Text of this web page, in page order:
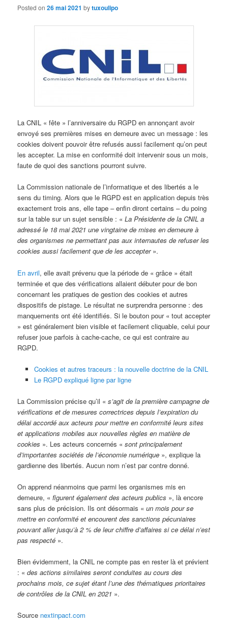
Posted on26 mai 2021 bytuxoulipo
La CNIL « fête » l’anniversaire du RGPD en annonçant avoir
envoyé ses premières mises en demeure avec un message : les
cookies doivent pouvoir être refusés aussi facilement qu’on peut
les accepter. La mise en conformité doit intervenir sous un mois,
faute de quoi des sanctions pourront suivre.
La Commission nationale de l’informatique et des libertés a le
sens du timing. Alors que le RGPD est en application depuis très
exactement trois ans, elle tape – enfin diront certains – du poing
sur la table sur un sujet sensible : «La Présidente de la CNIL a
adressé le 18 mai 2021 une vingtaine de mises en demeure à
des organismes ne permettant pas aux internautes de refuser les
cookies aussi facilement que de les accepter».
En avril, elle avait prévenu que la période de « grâce » était
terminée et que des vérifications allaient débuter pour de bon
concernant les pratiques de gestion des cookies et autres
dispositifs de pistage. Le résultat ne surprendra personne : des
manquements ont été identifiés. Si le bouton pour « tout accepter
» est généralement bien visible et facilement cliquable, celui pour
refuser joue parfois à cache-cache, ce qui est contraire au
RGPD.
Cookies et autres traceurs : la nouvelle doctrine de la CNIL
Le RGPD expliqué ligne par ligne
La Commission précise qu’il «s’agit de la première campagne de
vérifications et de mesures correctrices depuis l’expiration du
délai accordé aux acteurs pour mettre en conformité leurs sites
et applications mobiles aux nouvelles règles en matière de
cookies ». Les acteurs concernés «sont principalement
d’importantes sociétés de l’économie numérique », explique la
gardienne des libertés. Aucun nom n’est par contre donné.
On apprend néanmoins que parmi les organismes mis en
demeure, «figurent également des acteurs publics », là encore
sans plus de précision. Ils ont désormais «un mois pour se
mettre en conformité et encourent des sanctions pécuniaires
pouvant aller jusqu’à 2 % de leur chiffre d’affaires si ce délai n’est
pas respecté ».
Bien évidemment, la CNIL ne compte pas en rester là et prévient
: «des actions similaires seront conduites au cours des
prochains mois, ce sujet étant l’une des thématiques prioritaires
de contrôles de la CNIL en 2021 ».
Source nextinpact.com